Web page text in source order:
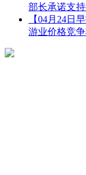
部长承诺支
【04月24日
游业价格竞